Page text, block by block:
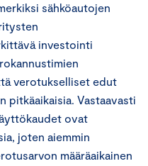
sähköautojen
investointi
verotukselliset edut
pitkäaikaisia. Vastaavasti
ovat
joten aiemmin
määräaikainen